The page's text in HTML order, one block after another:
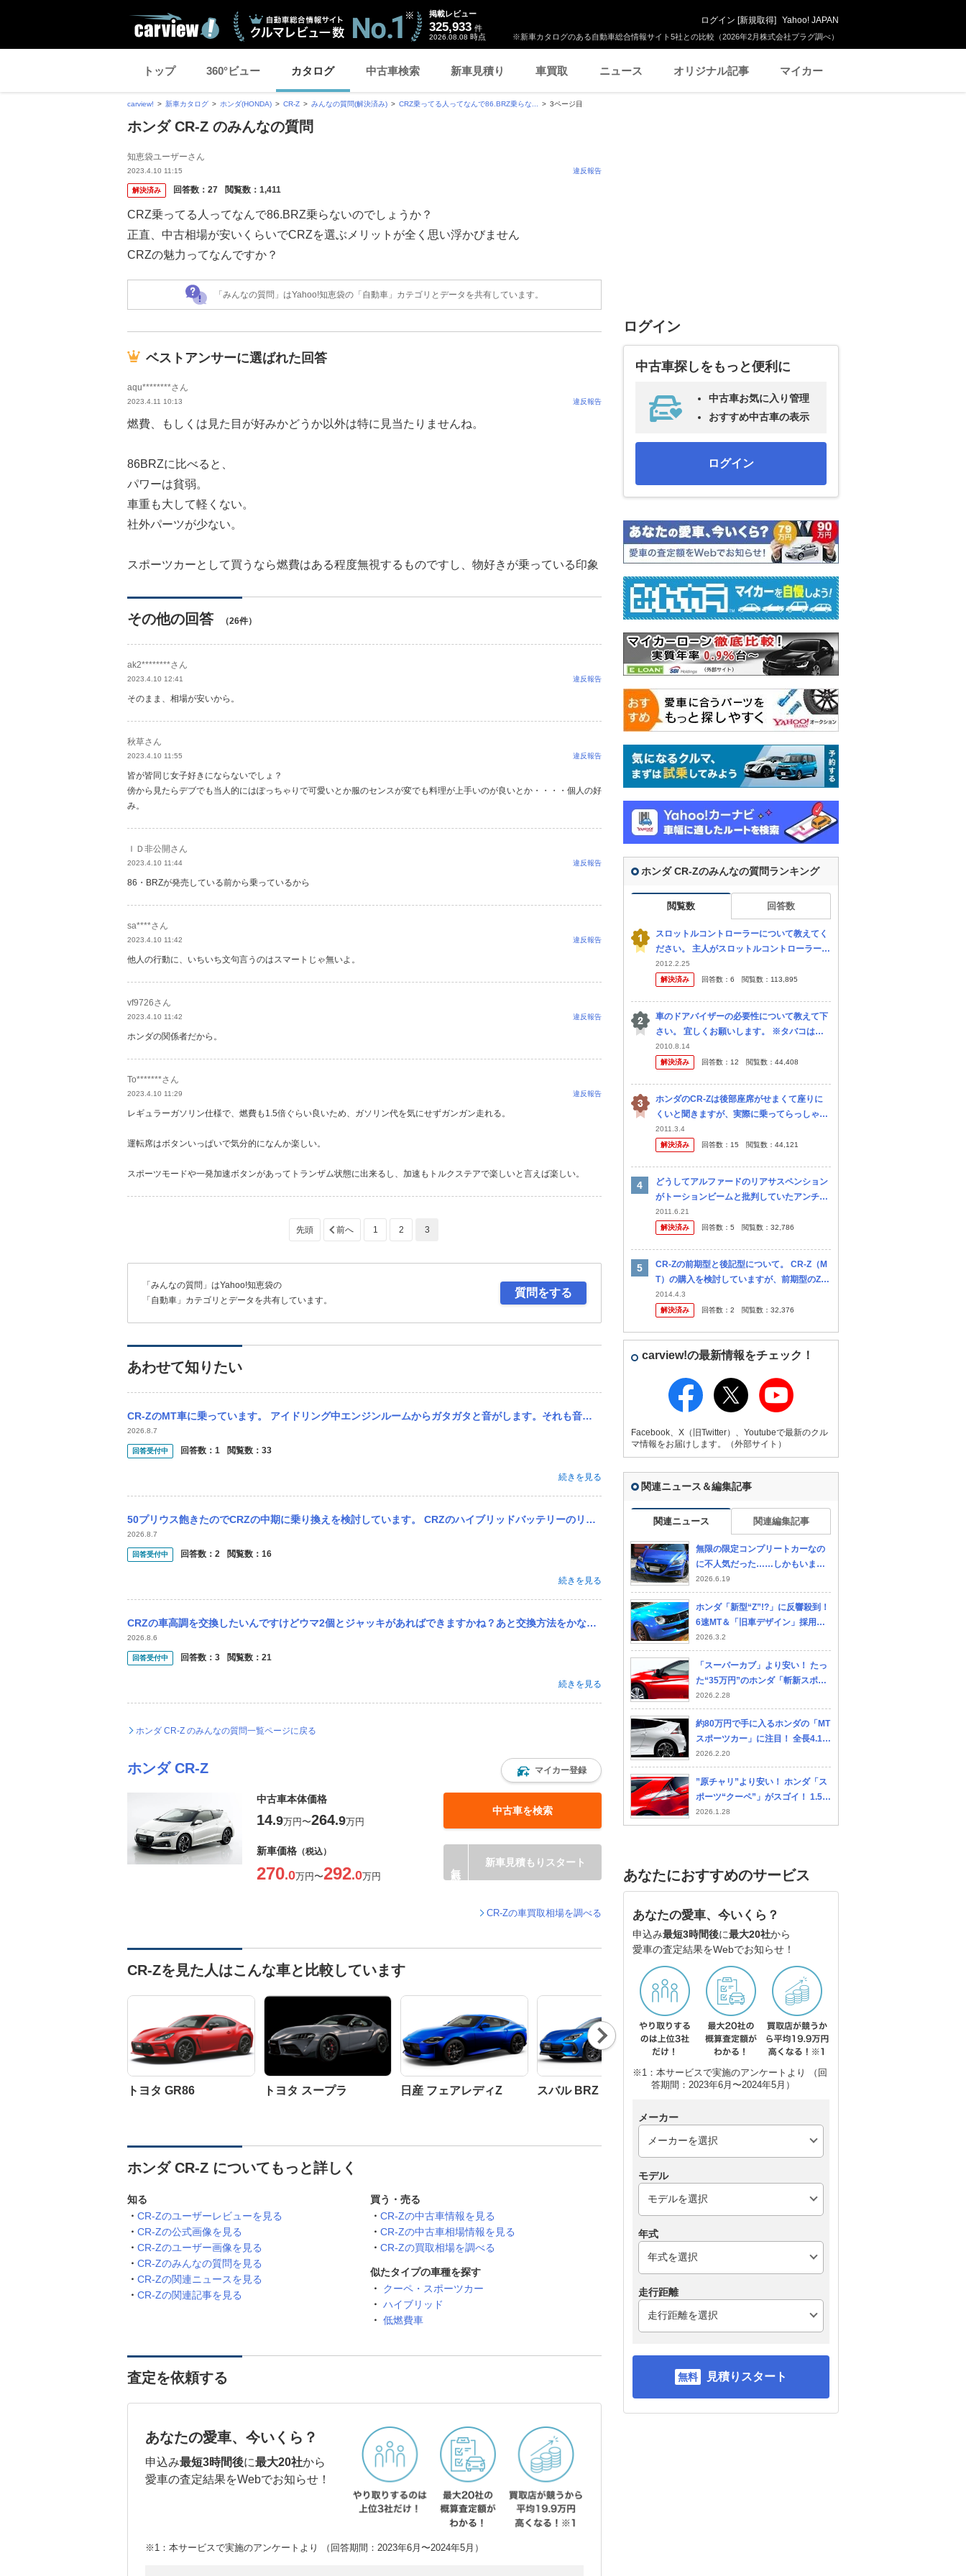
※新車カタログのある自動車総合情報サイト5社との比較（2026年2月株式会社プラグ調べ）
掲載レビュー
325,933 件
2026.08.08 時点
ログイン [新規取得] Yahoo! JAPAN
トップ 360°ビュー カタログ 中古車検索 新車見積り 車買取 ニュース オリジナル記事 マイカー
carview! 新車カタログ ホンダ(HONDA) CR-Z みんなの質問(解決済み) CRZ乗ってる人ってなんで86.BRZ乗らな... 3ページ目
ホンダ CR-Z のみんなの質問
知恵袋ユーザーさん
2023.4.10 11:15 違反報告
解決済み 回答数： 27 閲覧数： 1,411
CRZ乗ってる人ってなんで86.BRZ乗らないのでしょうか？
正直、中古相場が安いくらいでCRZを選ぶメリットが全く思い浮かびません
CRZの魅力ってなんですか？
「みんなの質問」はYahoo!知恵袋の「自動車」カテゴリとデータを共有しています。
ベストアンサーに選ばれた回答
aqu********さん
2023.4.11 10:13 違反報告
燃費、もしくは見た目が好みかどうか以外は特に見当たりませんね。
86BRZに比べると、
パワーは貧弱。
車重も大して軽くない。
社外パーツが少ない。
スポーツカーとして買うなら燃費はある程度無視するものですし、物好きが乗っている印象
その他の回答 （26件）
ak2********さん
2023.4.10 12:41 違反報告
そのまま、相場が安いから。
秋草さん
2023.4.10 11:55 違反報告
皆が皆同じ女子好きにならないでしょ？
傍から見たらデブでも当人的にはぽっちゃりで可愛いとか服のセンスが変でも料理が上手いのが良いとか・・・・個人の好
み。
ＩＤ非公開さん
2023.4.10 11:44 違反報告
86・BRZが発売している前から乗っているから
sa****さん
2023.4.10 11:42 違反報告
他人の行動に、いちいち文句言うのはスマートじゃ無いよ。
vf9726さん
2023.4.10 11:42 違反報告
ホンダの関係者だから。
To*******さん
2023.4.10 11:29 違反報告
レギュラーガソリン仕様で、燃費も1.5倍ぐらい良いため、ガソリン代を気にせずガンガン走れる。
運転席はボタンいっぱいで気分的になんか楽しい。
スポーツモードや一発加速ボタンがあってトランザム状態に出来るし、加速もトルクステアで楽しいと言えば楽しい。
1 2 3
「みんなの質問」はYahoo!知恵袋の
「自動車」カテゴリとデータを共有しています。
質問をする
あわせて知りたい
CR-ZのMT車に乗っています。 アイドリング中エンジンルームからガタガタと音がします。それも音が鳴ったり消えたりしてます。 素人の私が聞いた感じはスロットルボディから音がするような感じです。 ...
2026.8.7
回答受付中 回答数： 1 閲覧数： 33
続きを見る
50プリウス飽きたのでCRZの中期に乗り換えを検討しています。 CRZのハイブリッドバッテリーのリビルド品の相場が知りたいです。 またおすすめのエアロメーカーやブレーキパッドがあれば教えて欲しいです。
2026.8.7
回答受付中 回答数： 2 閲覧数： 16
続きを見る
CRZの車高調を交換したいんですけどウマ2個とジャッキがあればできますかね？あと交換方法をかなり詳しく載せてるサイトとかあったら教えてください。
2026.8.6
回答受付中 回答数： 3 閲覧数： 21
続きを見る
ホンダ CR-Z のみんなの質問一覧ページに戻る
ホンダ CR-Z マイカー登録
中古車本体価格
14.9万円〜264.9万円
中古車を検索
新車価格 （税込）
270.0万円〜292.0万円
新車見積もりスタート
CR-Zの車買取相場を調べる
CR-Zを見た人はこんな車と比較しています
トヨタ GR86 トヨタ スープラ 日産 フェアレディZ スバル BRZ ポルシェ 911
Nex
t
ホンダ CR-Z についてもっと詳しく
知る
CR-Zのユーザーレビューを見る
CR-Zの公式画像を見る
CR-Zのユーザー画像を見る
CR-Zのみんなの質問を見る
CR-Zの関連ニュースを見る
CR-Zの関連記事を見る
買う・売る
CR-Zの中古車情報を見る
CR-Zの中古車相場情報を見る
CR-Zの買取相場を調べる
似たタイプの車種を探す
クーペ・スポーツカー
ハイブリッド
低燃費車
査定を依頼する
あなたの愛車、今いくら？
申込み最短3時間後に最大20社から
愛車の査定結果をWebでお知らせ！
※1：本サービスで実施のアンケートより （回答期間：2023年6月〜2024年5月）
ログイン
中古車探しをもっと便利に
中古車お気に入り管理
おすすめ中古車の表示
ログイン
ホンダ CR-Zのみんなの質問ランキング
閲覧数 回答数
スロットルコントローラーについて教えてく
ださい。 主人がスロットルコントローラーと
いうものを欲しがっています。 乗っている車
はCR-Z（ＭＴ車）です。 私は車の事に関し
2012.2.25
解決済み
回答数： 6 閲覧数： 113,895
車のドアバイザーの必要性について教えて下
さい。 宜しくお願いします。 ※タバコは吸い
ません。
2010.8.14
解決済み
回答数： 12 閲覧数： 44,408
ホンダのCR-Zは後部座席がせまくて座りに
くいと聞きますが、実際に乗ってらっしゃる
方どうですか？ 遠出する際に後ろに乗ったと
きの感想などを聞かせてほしいです。
2011.3.4
解決済み
回答数： 15 閲覧数： 44,121
どうしてアルファードのリアサスペンション
がトーションビームと批判していたアンチト
ヨタ派の人はCR-Zのリアサスペンションが
トーションビームなのにどうして批判しない
2011.6.21
解決済み
回答数： 5 閲覧数： 32,786
CR-Zの前期型と後記型について。 CR-Z（M
T）の購入を検討していますが、前期型のZF1
と後期型のZF2で悩んでいます。多少お金を
かけてでも後期型にするべきでしょうか？ プ
2014.4.3
解決済み
回答数： 2 閲覧数： 32,376
carview!の最新情報をチェック！
Facebook、X（旧Twitter）、Youtubeで最新のクル
マ情報をお届けします。（外部サイト）
関連ニュース＆編集記事
関連ニュース 関連編集記事
無限の限定コンプリートカーなの
に不人気だった……しかもいまな
お中古は安い！ ワンチャン値上
がりが狙える「CR-Z MUGEN R
Z」とは
2026.6.19
ホンダ「新型“Z”!?」に反響殺到！
6速MT＆「旧車デザイン」採用！
「完全に“水中メガネ”」の声！
“超エモい”斬新クーペ「Re：Z」
とは！
2026.3.2
「スーパーカブ」より安い！ たっ
た“35万円”のホンダ「斬新スポー
ツカー」に“賛否両論”の反響殺
到！「“節約志向”のクルマ好き
に！」「タイプRの“ターボVTE
C”搭載に期待」の声も！ 走りの“6
速MT”も選べる「格安クーペ」CR
2026.2.28
約80万円で手に入るホンダの「MT
スポーツカー」に注目！ 全長4.1m
級のちいさい流麗クーペに斬新ハ
イブリッド搭載！ 人気沸騰直前の
「CR-Z」どんなモデル？
2026.2.20
”原チャリ”より安い！ ホンダ「ス
ポーツ“クーペ”」がスゴイ！ 1.5リ
ッター「直４」搭載＆走りの「6速
MT」もアリ！ スクーターより手頃
2026.1.28
あなたにおすすめのサービス
あなたの愛車、今いくら？
申込み最短3時間後に最大20社から
愛車の査定結果をWebでお知らせ！
※1：本サービスで実施のアンケートより （回
答期間：2023年6月〜2024年5月）
メーカー
モデル
年式
走行距離
見積りスタート